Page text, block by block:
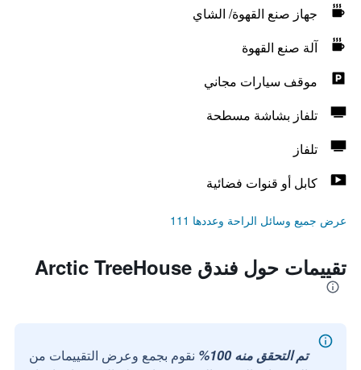
جهاز صنع القهوة/ الشاي
آلة صنع القهوة
موقف سيارات مجاني
تلفاز بشاشة مسطحة
تلفاز
كابل أو قنوات فضائية
عرض جميع وسائل الراحة وعددها 111
تقييمات حول فندق Arctic TreeHouse
تم التحقق منه 100%
نقوم بجمع وعرض التقييمات من